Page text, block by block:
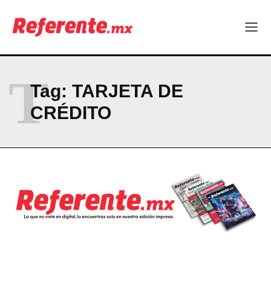
Más escuelas renovadas: fortalecen espacios para el regreso
a clases
Company
ABOUT
PRIVACY POLICY
NEWSLETTER
Tag: TARJETA DE
CRÉDITO
T